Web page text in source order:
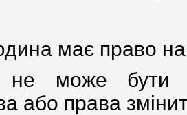
має право
може бути
або права